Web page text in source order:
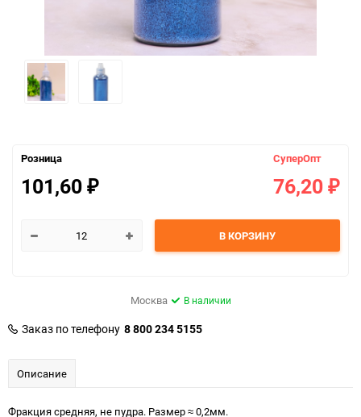
Розница
101,60 ₽
СуперОпт
76,20 ₽
В КОРЗИНУ
Москва В наличии
Заказ по телефону 8 800 234 5155
Описание
Фракция средняя, не пудра. Размер ≈ 0,2мм.